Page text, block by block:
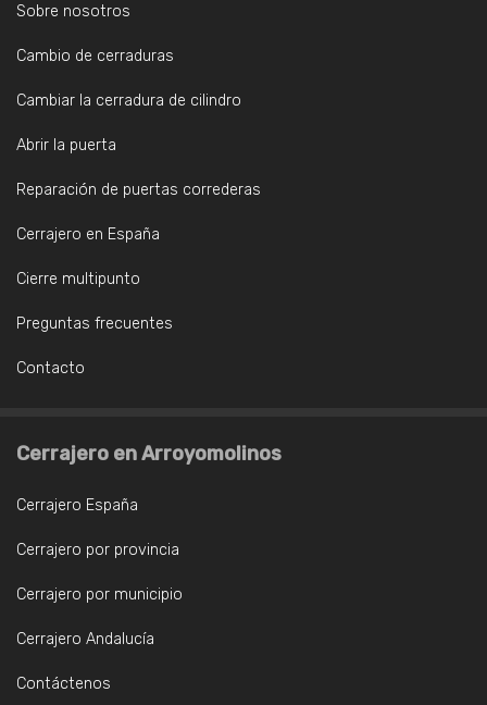
Sobre nosotros
Cambio de cerraduras
Cambiar la cerradura de cilindro
Abrir la puerta
Reparación de puertas correderas
Cerrajero en España
Cierre multipunto
Preguntas frecuentes
Contacto
Cerrajero en Arroyomolinos
Cerrajero España
Cerrajero por provincia
Cerrajero por municipio
Cerrajero Andalucía
Contáctenos